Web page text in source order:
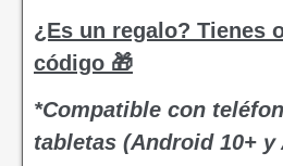
¿Es un regalo? Tienes
código 🎁
*Compatible con
tabletas (Android 10+ y